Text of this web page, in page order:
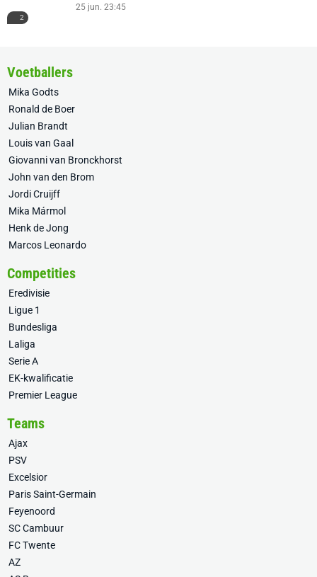
2
25 jun. 23:45
Voetballers
Mika Godts
Ronald de Boer
Julian Brandt
Louis van Gaal
Giovanni van Bronckhorst
John van den Brom
Jordi Cruijff
Mika Mármol
Henk de Jong
Marcos Leonardo
Competities
Eredivisie
Ligue 1
Bundesliga
Laliga
Serie A
EK-kwalificatie
Premier League
Teams
Ajax
PSV
Excelsior
Paris Saint-Germain
Feyenoord
SC Cambuur
FC Twente
AZ